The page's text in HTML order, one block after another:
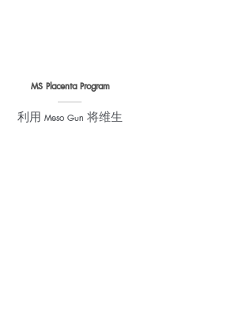
MS Placenta Program
利用 Meso Gun 将维生